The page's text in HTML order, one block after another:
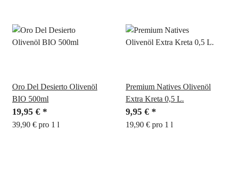
Oro Del Desierto Olivenöl
BIO 500ml
19,95 € *
39,90 € pro 1 l
Premium Natives Olivenöl
Extra Kreta 0,5 L.
9,95 € *
19,90 € pro 1 l